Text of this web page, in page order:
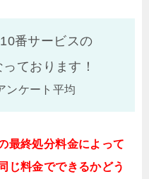
番サービスの
ております！
ンケート平均
最終処分料金によって
じ料金でできるかどう